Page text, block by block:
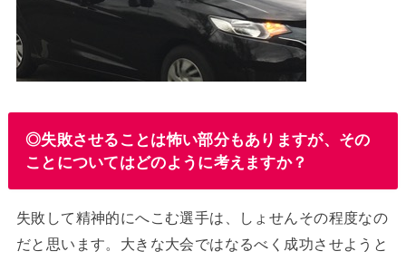
◎失敗させることは怖い部分もありますが、その
ことについてはどのように考えますか？
失敗して精神的にへこむ選手は、しょせんその程度なの
だと思います。大きな大会ではなるべく成功させようと